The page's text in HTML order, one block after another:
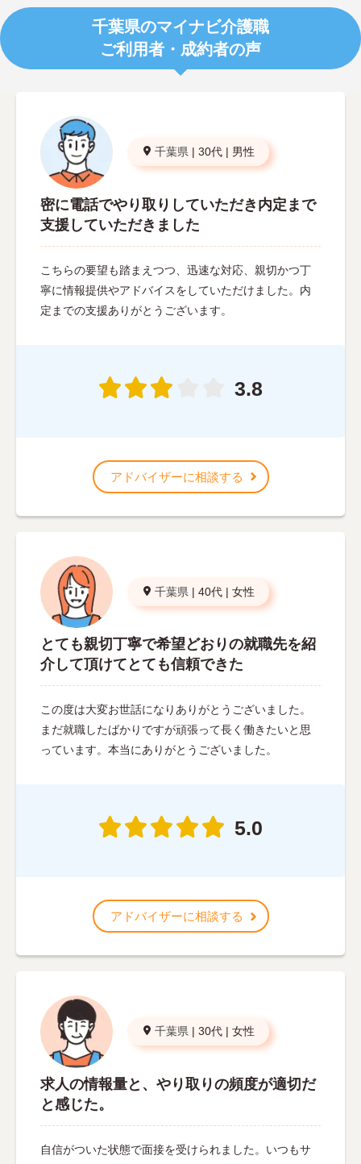
千葉県のマイナビ介護職
ご利用者・成約者の声
千葉県 | 30代 | 男性
密に電話でやり取りしていただき内定まで
支援していただきました
こちらの要望も踏まえつつ、迅速な対応、親切かつ丁
寧に情報提供やアドバイスをしていただけました。内
定までの支援ありがとうございます。
3.8
アドバイザーに相談する
千葉県 | 40代 | 女性
とても親切丁寧で希望どおりの就職先を紹
介して頂けてとても信頼できた
この度は大変お世話になりありがとうございました。
まだ就職したばかりですが頑張って長く働きたいと思
っています。本当にありがとうございました。
5.0
アドバイザーに相談する
千葉県 | 30代 | 女性
求人の情報量と、やり取りの頻度が適切だ
と感じた。
自信がついた状態で面接を受けられました。いつもサ